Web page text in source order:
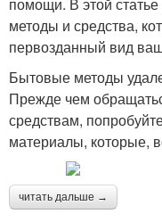
методы и средства,
первозданный вид
Бытовые методы
Прежде чем
средствам,
материалы, которые,
читать дальше →